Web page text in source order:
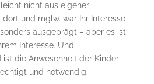
nicht aus eigener
dort und mglw. war Ihr Interesse
ausgeprägt – aber es ist
Interesse. Und
die Anwesenheit der Kinder
und notwendig.